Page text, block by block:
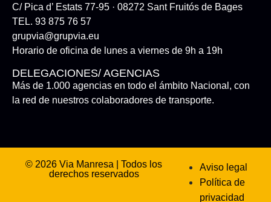
C/ Pica d’ Estats 77-95 · 08272 Sant Fruitós de Bages
TEL. 93 875 76 57
grupvia@grupvia.eu
Horario de oficina de lunes a viernes de 9h a 19h
DELEGACIONES/ AGENCIAS
Más de 1.000 agencias en todo el ámbito Nacional, con
la red de nuestros colaboradores de transporte.
© 2026 Via Manresa | Todos los
derechos reservados
Aviso legal
Política de
privacidad